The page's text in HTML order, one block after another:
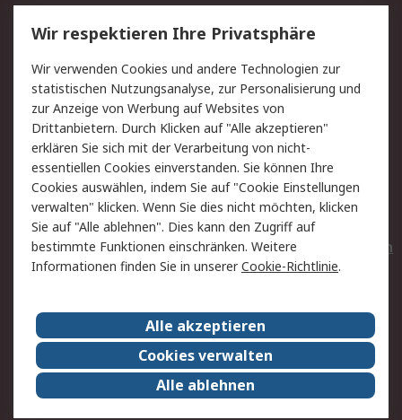
Service
Value Added Services
Lieferlösungen
Rücksendungen
Kontakt
Hilfe
Privatkunden
Rechtliches
AGB
Datenschutz
Cookie-Richtlinie
Zahlungsbedingungen
Copyright/Impressum
Entsorgung
Elektrogeräte/Batterien
RS weltweit
Karriere bei RS
Nachhaltigkeit
Qualität/Umwelt/ZertifikatePresse-Center
Event-Center
Wir respektieren Ihre Privatsphäre
Wir verwenden Cookies und andere Technologien zur
statistischen Nutzungsanalyse, zur Personalisierung und
zur Anzeige von Werbung auf Websites von
Drittanbietern. Durch Klicken auf "Alle akzeptieren"
erklären Sie sich mit der Verarbeitung von nicht-
essentiellen Cookies einverstanden. Sie können Ihre
Cookies auswählen, indem Sie auf "Cookie Einstellungen
verwalten" klicken. Wenn Sie dies nicht möchten, klicken
Sie auf "Alle ablehnen". Dies kann den Zugriff auf
bestimmte Funktionen einschränken. Weitere
Informationen finden Sie in unsererCookie-Richtlinie.
Alle akzeptieren
Cookies verwalten
Alle ablehnen